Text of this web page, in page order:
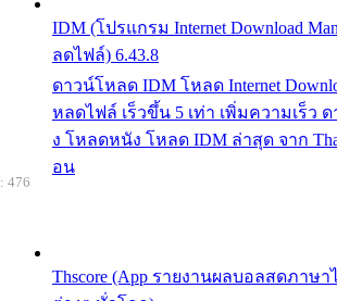
IDM (โปรแกรม Internet Download
ลดไฟล์) 6.43.8
ดาวน์โหลด IDM โหลด Internet
หลดไฟล์ เร็วขึ้น 5 เท่า เพิ่มความเร็ว
ง โหลดหนัง โหลด IDM ล่าสุด จาก
อน
Thscore (App รายงานผลบอลสดภาษ
476